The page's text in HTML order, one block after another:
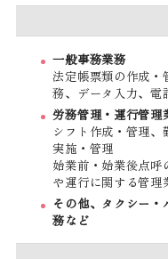
一般事務業務
法定帳票類の作成・
務、データ入力、電
労務管理・運行管理
シフト作成・管理
実施・管理
始業前・始業後点呼
や運行に関する管理
その他、タクシー
務など